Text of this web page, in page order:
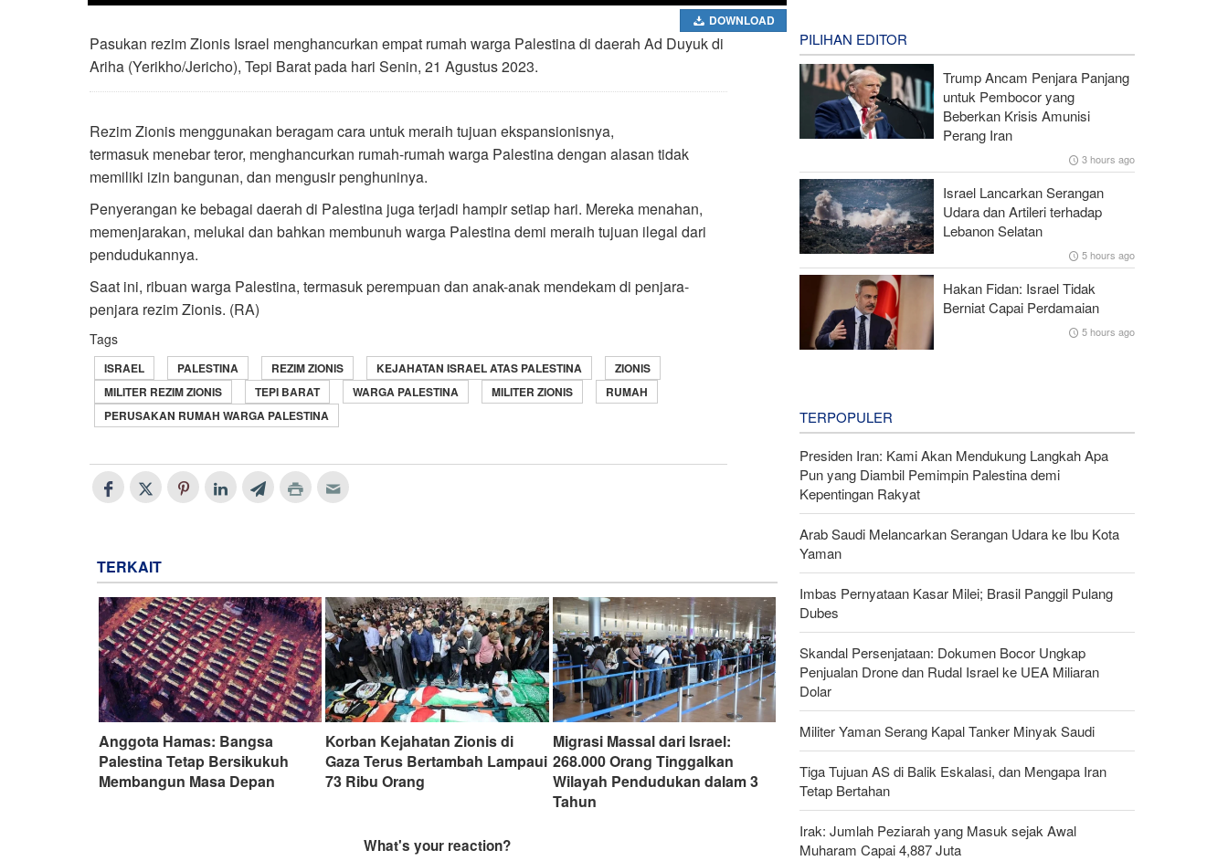
DOWNLOAD
Pasukan rezim Zionis Israel menghancurkan empat rumah warga Palestina di daerah Ad Duyuk di
Ariha (Yerikho/Jericho), Tepi Barat pada hari Senin, 21 Agustus 2023.
Rezim Zionis menggunakan beragam cara untuk meraih tujuan ekspansionisnya,
termasuk menebar teror, menghancurkan rumah-rumah warga Palestina dengan alasan tidak
memiliki izin bangunan, dan mengusir penghuninya.
Penyerangan ke bebagai daerah di Palestina juga terjadi hampir setiap hari. Mereka menahan,
memenjarakan, melukai dan bahkan membunuh warga Palestina demi meraih tujuan ilegal dari
pendudukannya.
Saat ini, ribuan warga Palestina, termasuk perempuan dan anak-anak mendekam di penjara-
penjara rezim Zionis. (RA)
Tags
ISRAEL PALESTINA REZIM ZIONIS KEJAHATAN ISRAEL ATAS PALESTINA
ZIONIS
MILITER REZIM ZIONIS
TEPI BARAT WARGA PALESTINA MILITER ZIONIS
RUMAH
PERUSAKAN RUMAH WARGA PALESTINA
TERKAIT
Anggota Hamas: Bangsa
Palestina Tetap Bersikukuh
Membangun Masa Depan
Korban Kejahatan Zionis di
Gaza Terus Bertambah Lampaui
73 Ribu Orang
Migrasi Massal dari Israel:
268.000 Orang Tinggalkan
Wilayah Pendudukan dalam 3
Tahun
PILIHAN EDITOR
Trump Ancam Penjara Panjang
untuk Pembocor yang
Beberkan Krisis Amunisi
Perang Iran
3 hours ago
Israel Lancarkan Serangan
Udara dan Artileri terhadap
Lebanon Selatan
5 hours ago
Hakan Fidan: Israel Tidak
Berniat Capai Perdamaian
5 hours ago
TERPOPULER
Presiden Iran: Kami Akan Mendukung Langkah Apa
Pun yang Diambil Pemimpin Palestina demi
Kepentingan Rakyat
Arab Saudi Melancarkan Serangan Udara ke Ibu Kota
Yaman
Imbas Pernyataan Kasar Milei; Brasil Panggil Pulang
Dubes
Skandal Persenjataan: Dokumen Bocor Ungkap
Penjualan Drone dan Rudal Israel ke UEA Miliaran
Dolar
Militer Yaman Serang Kapal Tanker Minyak Saudi
Tiga Tujuan AS di Balik Eskalasi, dan Mengapa Iran
Tetap Bertahan
Irak: Jumlah Peziarah yang Masuk sejak Awal
Muharam Capai 4,887 Juta